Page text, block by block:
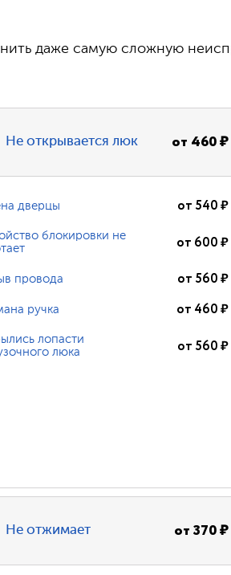
даже самую сложную
Не открывается люк от 460₽
дверцы от 540₽
блокировки не
от 600₽
провода от 560₽
ручка от 460₽
лопасти
люка
от 560₽
Не отжимает от370₽